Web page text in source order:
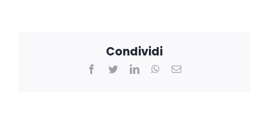
Condividi
Facebook
TwitterLinkedInWhatsApp
Email